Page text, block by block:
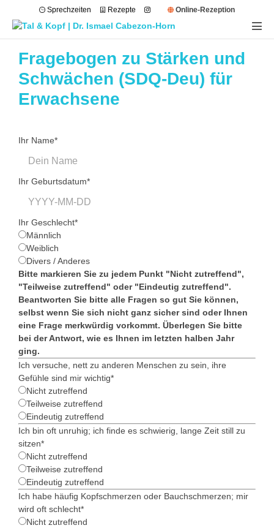
Sprechzeiten Rezepte Online-Rezeption
Fragebogen zu Stärken und
Schwächen (SDQ-Deu) für
Erwachsene
Ihr Name*
Ihr Geburtsdatum*
Ihr Geschlecht*
Männlich
Weiblich
Divers / Anderes
Bitte markieren Sie zu jedem Punkt "Nicht zutreffend",
"Teilweise zutreffend" oder "Eindeutig zutreffend".
Beantworten Sie bitte alle Fragen so gut Sie können,
selbst wenn Sie sich nicht ganz sicher sind oder Ihnen
eine Frage merkwürdig vorkommt. Überlegen Sie bitte
bei der Antwort, wie es Ihnen im letzten halben Jahr
ging.
Ich versuche, nett zu anderen Menschen zu sein, ihre
Gefühle sind mir wichtig*
Nicht zutreffend
Teilweise zutreffend
Eindeutig zutreffend
Ich bin oft unruhig; ich finde es schwierig, lange Zeit still zu
sitzen*
Nicht zutreffend
Teilweise zutreffend
Eindeutig zutreffend
Ich habe häufig Kopfschmerzen oder Bauchschmerzen; mir
wird oft schlecht*
Nicht zutreffend